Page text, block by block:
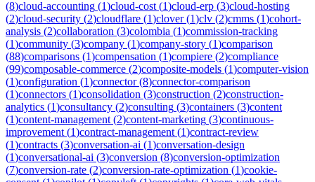
(8)cloud-accounting (1)cloud-cost (1)cloud-erp (3)cloud-hosting
(2)cloud-security (2)cloudflare (1)clover(1)clv (2)cmms (1)cohort-
analysis (2)collaboration (3)colombia (1)commission-tracking
(1)community (3)company (1)company-story (1)comparison
(88)comparisons (1)compensation (1)compiere (2)compliance
(99)composable-commerce (2)composite-models (1)computer-vision
(1)configuration (1)connector(8)connector-comparison
(1)connectors (1)consolidation (3)construction (2)construction-
analytics (1)consultancy (2)consulting (3)containers (3)content
(1)content-management (2)content-marketing (3)continuous-
improvement (1)contract-management (1)contract-review
(1)contracts (3)conversation-ai (1)conversation-design
(1)conversational-ai (3)conversion (8)conversion-optimization
(7)conversion-rate (2)conversion-rate-optimization (1)cookie-